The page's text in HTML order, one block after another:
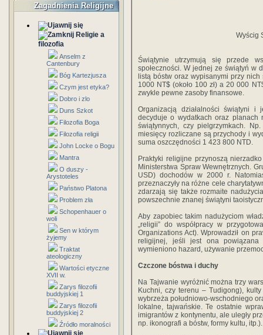
Zagadnienia Religijne
Religie a
filozofia
Anselm z
Cantenbury
Bóg Kartezjusza
Czym jest etyka?
Dobro i zlo
Duns Szkot
Filozofia Boga
Filozofia religii
John Locke o Bogu
Mantra
O duszy -
Arystoteles
Państwo Platona
Problem zła
Schopenhauer o
woli
Sen w którym
żyjemy
Traktat
ateologiczny
Wartości etyczne
XVII w.
Zarys filozofii
buddyjskiej 1
Zarys filozofii
buddyjskiej 2
Źródło moralności
Wyścig
Świątynie utrzymują się przede
społeczności. W jednej ze świątyń w
listą bóstw oraz wypisanymi przy
1000 NT$ (około 100 zł) a 20 000
zwykle pewne zasoby finansowe.
Organizacją działalności świątyni i
decyduje o wydatkach oraz planach
świątynnych, czy pielgrzymkach.
miesięcy rozliczane są przychody i
suma oszczędności 1 423 800 NTD.
Praktyki religijne przynoszą
Ministerstwa Spraw Wewnętrznych.
USD) dochodów w 2000 r.
przeznaczyły na różne cele
zdarzają się także rozmaite
powszechnie znanej świątyni
Aby zapobiec takim nadużyciom
„religii” do współpracy w
Organizations Act). Wprowadził on
religijnej, jeśli jest ona powiązana
wymieniono hazard, używanie
Czczone bóstwa i duchy
Na Tajwanie wyróżnić można trzy
Kuchni, czy terenu – Tudigong),
wybrzeża południowo-wschodniego
lokalne, tajwańskie. Te ostatnie
imigrantów z kontynentu, ale uległy
np. ikonografi a bóstw, formy kultu,